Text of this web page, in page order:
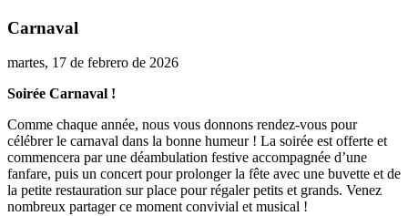
Carnaval
martes, 17 de febrero de 2026
Soirée Carnaval !
Comme chaque année, nous vous donnons rendez-vous pour
célébrer le carnaval dans la bonne humeur ! La soirée est offerte et
commencera par une déambulation festive accompagnée d’une
fanfare, puis un concert pour prolonger la fête avec une buvette et de
la petite restauration sur place pour régaler petits et grands. Venez
nombreux partager ce moment convivial et musical !